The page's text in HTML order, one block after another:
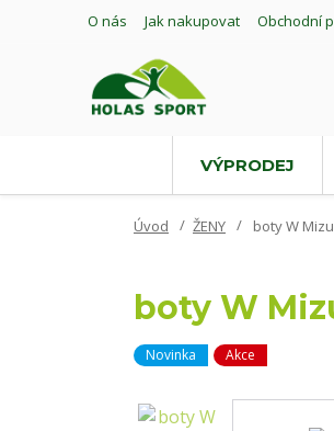
O nás Jak nakupovat Obchodní
VÝPRODEJ
Úvod ŽENY boty W
boty W
Novinka Akce